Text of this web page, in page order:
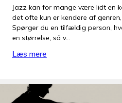
Jazz kan for mange være lidt en
det ofte kun er kendere af
Spørger du en tilfældig person,
en størrelse, så v…
Læs mere